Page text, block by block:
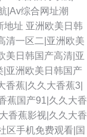
|Av综合网址潮
地址 亚洲欧美日韩
清一区二|亚洲欧美
美日韩国产高清|亚
亚洲欧美日韩国产
香蕉|久久大香蕉3|
蕉国产91|久久大香
香蕉影视|久久大香
区手机免费观看|国